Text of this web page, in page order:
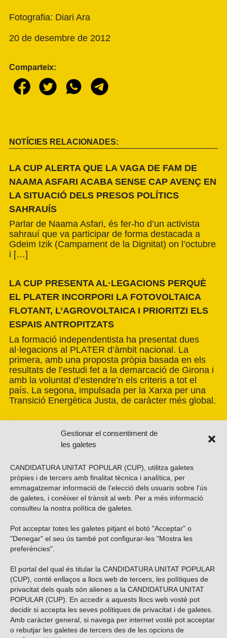
Gestionar el consentiment de
les galetes
CANDIDATURA UNITAT POPULAR (CUP), utilitza galetes
pròpies i de tercers amb finalitat tècnica i analítica, per
emmagatzemar informació de l'elecció dels usuaris sobre l'ús
de galetes, i conèixer el trànsit al web. Per a més informació
consulteu la nostra política de galetes
Pot acceptar totes les galetes pitjant el botó "Acceptar" o
"Denegar" el seu ús també pot configurar-les "Mostra les
preferències".
El portal del qual és titular la CANDIDATURA UNITAT POPULAR
(CUP), conté enllaços a llocs web de tercers, les polítiques de
privacitat dels quals són alienes a la CANDIDATURA UNITAT
POPULAR (CUP). En accedir a aquests llocs web vostè pot
decidir si accepta les seves polítiques de privacitat i de galetes.
Amb caràcter general, si navega per internet vostè pot acceptar
o rebutjar les galetes de tercers des de les opcions de
Fotografia: Diari Ara
20 de desembre de 2012
Comparteix:
NOTÍCIES RELACIONADES:
LA CUP ALERTA QUE LA VAGA DE FAM DE
NAAMA ASFARI ACABA SENSE CAP AVENÇ EN
LA SITUACIÓ DELS PRESOS POLÍTICS
SAHRAUÍS
Parlar de Naama Asfari, és fer-ho d’un activista
sahrauí que va participar de forma destacada a
Gdeim Izik (Campament de la Dignitat) on l’octubre
i […]
LA CUP PRESENTA AL·LEGACIONS PERQUÈ
EL PLATER INCORPORI LA FOTOVOLTAICA
FLOTANT, L’AGROVOLTAICA I PRIORITZI ELS
ESPAIS ANTROPITZATS
La formació independentista ha presentat dues
al·legacions al PLATER d’àmbit nacional. La
primera, amb una proposta pròpia basada en els
resultats de l’estudi fet a la demarcació de Girona i
amb la voluntat d’estendre’n els criteris a tot el
país. La segona, impulsada per la Xarxa per una
Transició Energètica Justa, de caràcter més global.
Vols subscriure’t al nostre butlletí?
ENVIAR
Troba’ns a les xarxes socials